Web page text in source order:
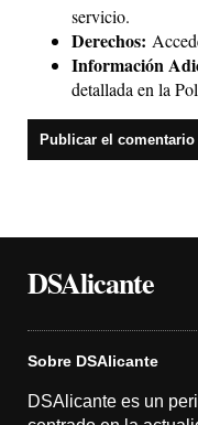
servicio.
Derechos:
Información
detallada en la
DSAlicante
Sobre DSAlicante
DSAlicante es un